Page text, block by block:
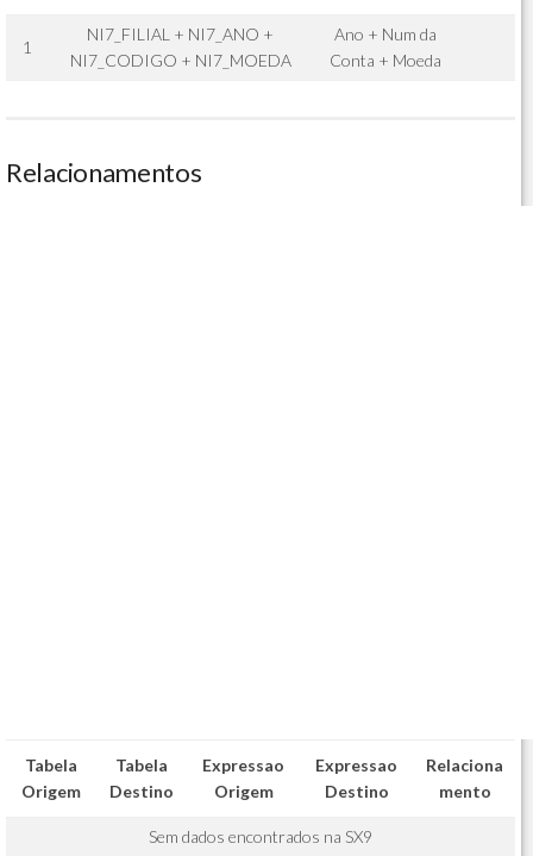
1
NI7_FILIAL + NI7_ANO +
NI7_CODIGO + NI7_MOEDA
Ano + Num da
Conta + Moeda
Relacionamentos
Tabela
Origem
Tabela
Destino
Expressao
Origem
Expressao
Destino
Relaciona
mento
Sem dados encontrados na SX9